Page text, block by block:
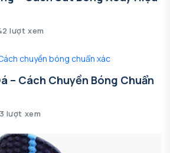
lượt xem
– Cách Chuyền Bóng Chuẩn
lượt xem